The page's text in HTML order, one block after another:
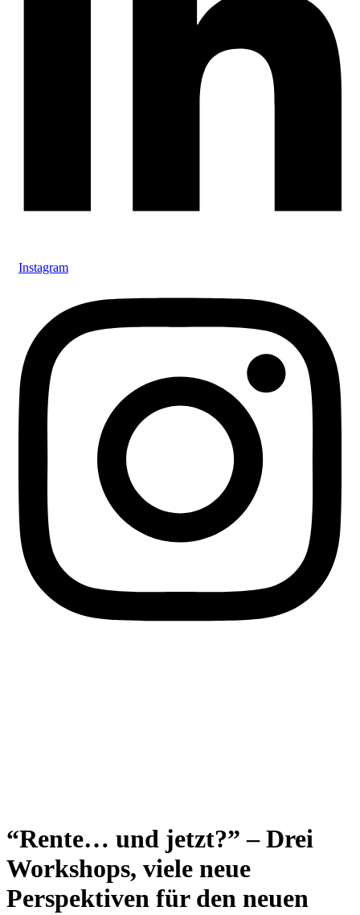
Instagram
“Rente… und jetzt?” – Drei
Workshops, viele neue
Perspektiven für den neuen